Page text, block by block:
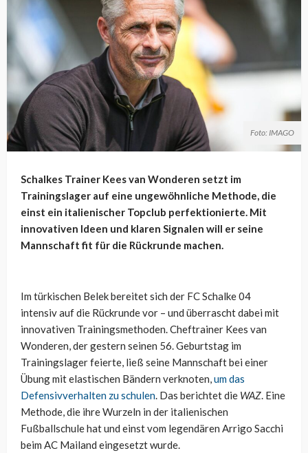
Foto: IMAGO
Schalkes Trainer Kees van Wonderen setzt im
Trainingslager auf eine ungewöhnliche Methode, die
einst ein italienischer Topclub perfektionierte. Mit
innovativen Ideen und klaren Signalen will er seine
Mannschaft fit für die Rückrunde machen.
Im türkischen Belek bereitet sich der FC Schalke 04
intensiv auf die Rückrunde vor – und überrascht dabei mit
innovativen Trainingsmethoden. Cheftrainer Kees van
Wonderen, der gestern seinen 56. Geburtstag im
Trainingslager feierte, ließ seine Mannschaft bei einer
Übung mit elastischen Bändern verknoten,um das
Defensivverhalten zu schulen. Das berichtet die WAZ. Eine
Methode, die ihre Wurzeln in der italienischen
Fußballschule hat und einst vom legendären Arrigo Sacchi
beim AC Mailand eingesetzt wurde.